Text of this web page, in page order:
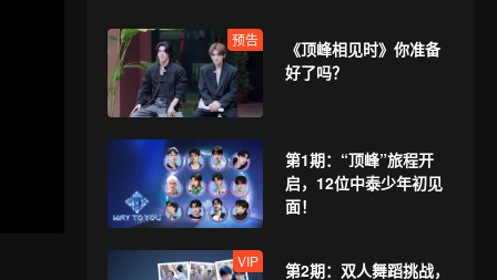
预告
《顶峰相见时》你准备
好了吗？
第1期：“顶峰”旅程开
启，12位中泰少年初见
面！
VIP 第2期：双人舞蹈挑战，